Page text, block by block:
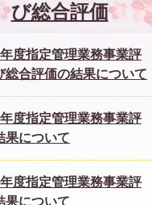
び総合評価
度指定管理業務事業評
総合評価の結果について
度指定管理業務事業評
果について
度指定管理業務事業評
果について